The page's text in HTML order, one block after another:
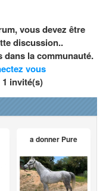
vous devez être
discussion..
dans la communauté.
vous
1 invité(s)
a donner Pure